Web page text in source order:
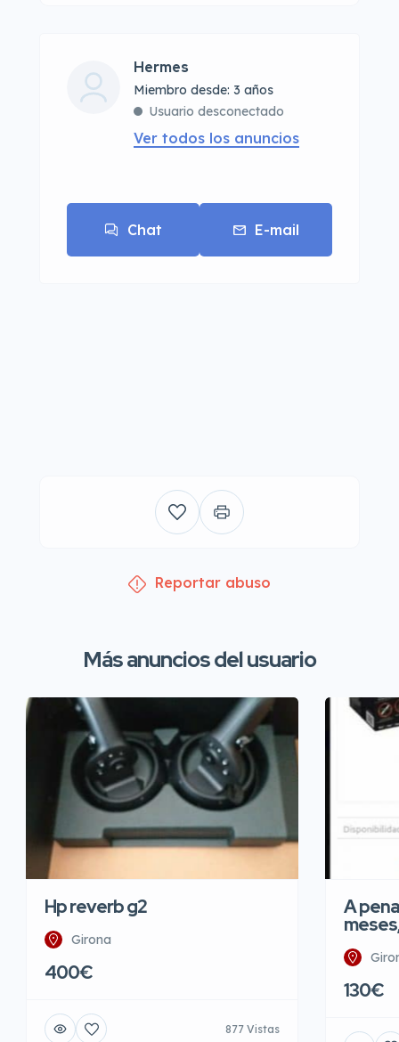
Hermes
Miembro desde: 3 años
Usuario desconectado
Ver todos los anuncios
Chat E-mail
Reportar abuso
Más anuncios del usuario
Hp reverb g2
Girona
400€
877 Vistas
A
130€